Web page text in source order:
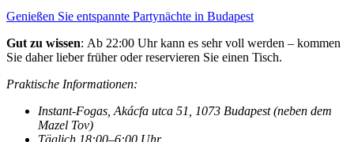
Genießen Sie entspannte Partynächte in Budapest
Gut zu wissen: Ab 22:00 Uhr kann es sehr voll werden – kommen
Sie daher lieber früher oder reservieren Sie einen Tisch.
Praktische Informationen:
Instant-Fogas, Akácfa utca 51, 1073 Budapest (neben dem
Mazel Tov)